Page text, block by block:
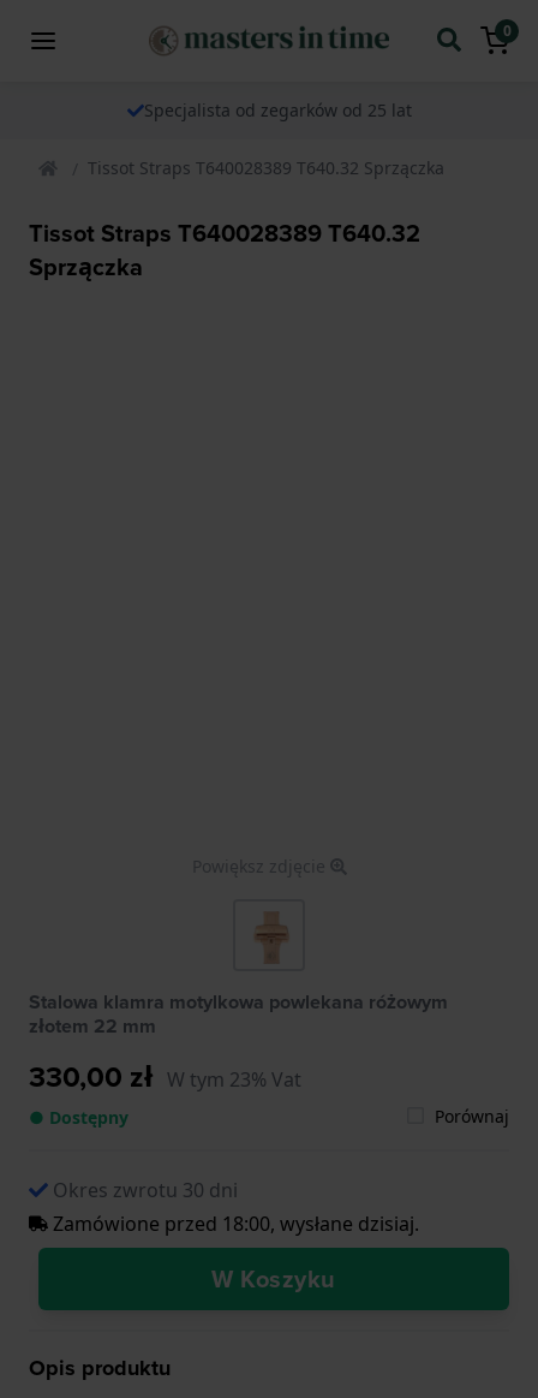
0
Specjalista od zegarków od 25 lat
Tissot Straps T640028389 T640.32 Sprzączka
Tissot Straps T640028389 T640.32
Sprzączka
Powiększ zdjęcie
Stalowa klamra motylkowa powlekana różowym
złotem 22 mm
330,00 zł W tym 23% Vat
● Dostępny Porównaj
Okres zwrotu 30 dni
Zamówione przed 18:00, wysłane dzisiaj.
W Koszyku
Opis produktu